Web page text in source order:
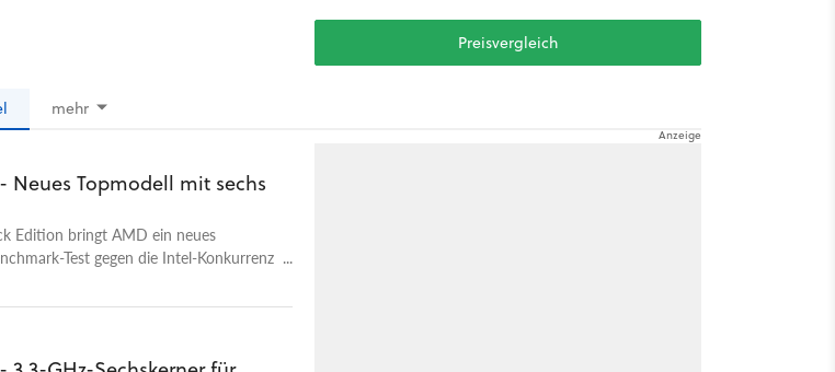
Preisvergleich
mehr
Neues Topmodell mit sechs
Edition bringt AMD ein neues
Test gegen die Intel-Konkurrenz